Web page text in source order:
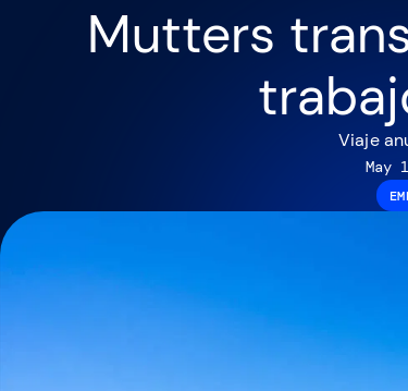
Mutters
Viaje
May